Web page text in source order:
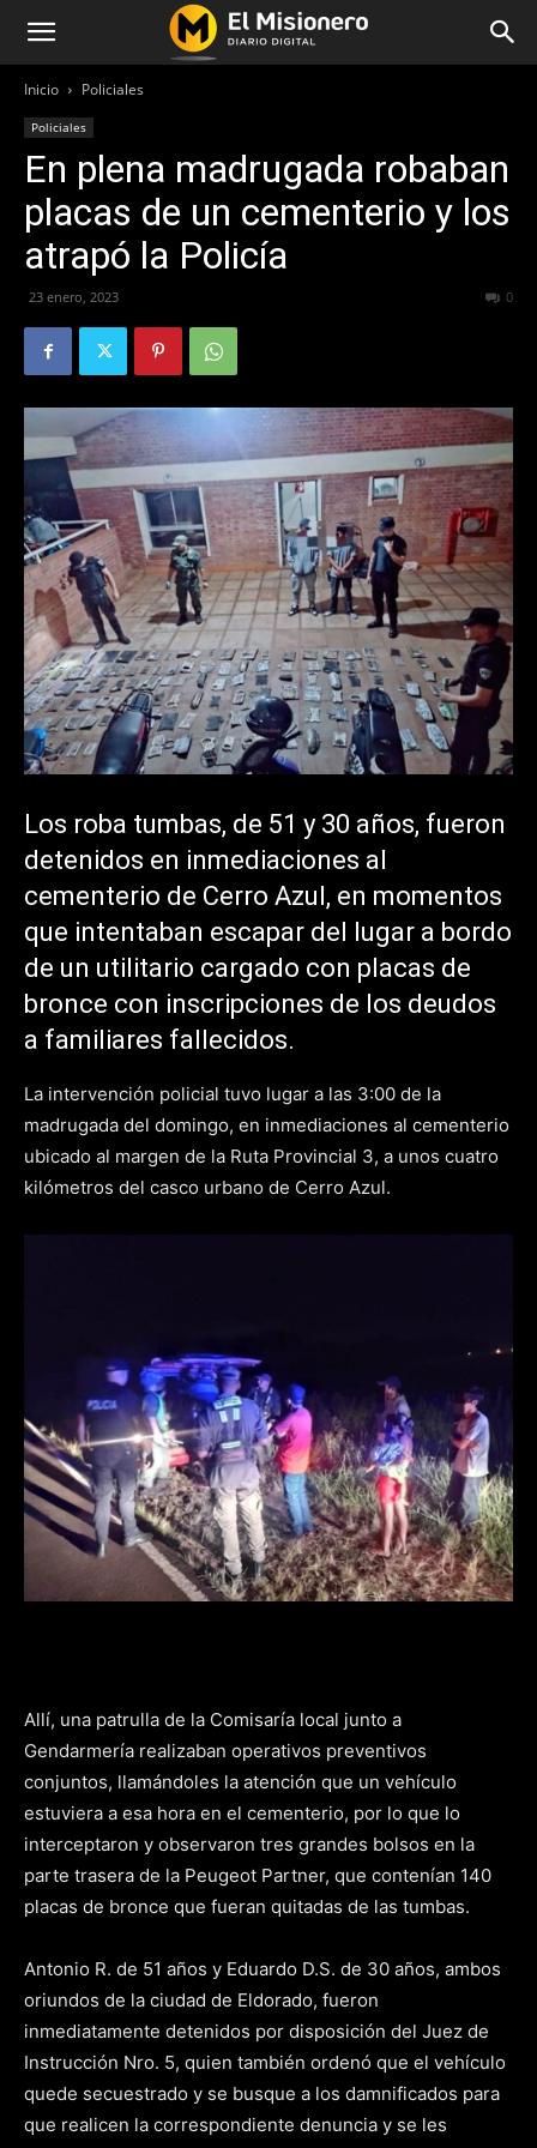
Inicio Policiales
Policiales
En plena madrugada robaban
placas de un cementerio y los
atrapó la Policía
23 enero, 2023 0
Los roba tumbas, de 51 y 30 años, fueron
detenidos en inmediaciones al
cementerio de Cerro Azul, en momentos
que intentaban escapar del lugar a bordo
de un utilitario cargado con placas de
bronce con inscripciones de los deudos
a familiares fallecidos.
La intervención policial tuvo lugar a las 3:00 de la
madrugada del domingo, en inmediaciones al cementerio
ubicado al margen de la Ruta Provincial 3, a unos cuatro
kilómetros del casco urbano de Cerro Azul.
Allí, una patrulla de la Comisaría local junto a
Gendarmería realizaban operativos preventivos
conjuntos, llamándoles la atención que un vehículo
estuviera a esa hora en el cementerio, por lo que lo
interceptaron y observaron tres grandes bolsos en la
parte trasera de la Peugeot Partner, que contenían 140
placas de bronce que fueran quitadas de las tumbas.
Antonio R. de 51 años y Eduardo D.S. de 30 años, ambos
oriundos de la ciudad de Eldorado, fueron
inmediatamente detenidos por disposición del Juez de
Instrucción Nro. 5, quien también ordenó que el vehículo
quede secuestrado y se busque a los damnificados para
que realicen la correspondiente denuncia y se les